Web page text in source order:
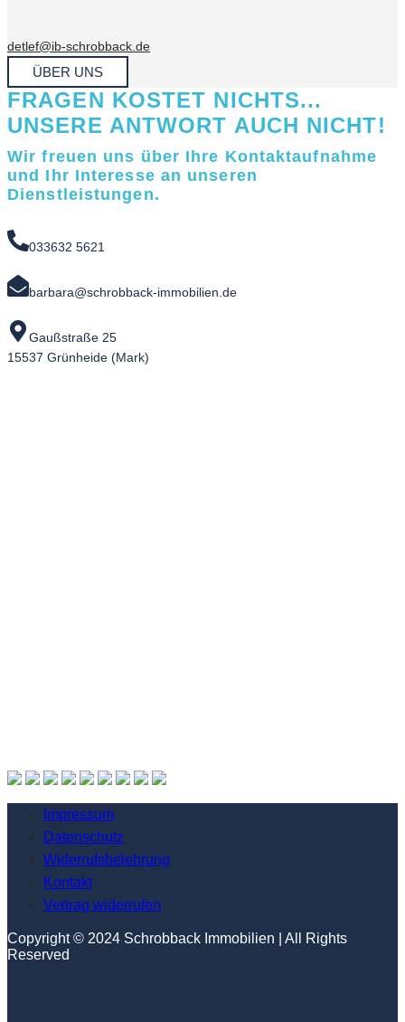
detlef@ib-schrobback.de
ÜBER UNS
FRAGEN KOSTET NICHTS...
UNSERE ANTWORT AUCH NICHT!
Wir freuen uns über Ihre Kontaktaufnahme
und Ihr Interesse an unseren
Dienstleistungen.
033632 5621
barbara@schrobback-immobilien.de
Gaußstraße 25
15537 Grünheide (Mark)
Impressum
Datenschutz
Widerrufsbelehrung
Kontakt
Vertrag widerrufen
Copyright © 2024 Schrobback Immobilien | All Rights
Reserved